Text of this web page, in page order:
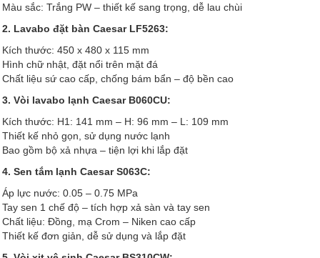
Màu sắc: Trắng PW – thiết kế sang trọng, dễ lau chùi
2. Lavabo đặt bàn Caesar LF5263:
Kích thước: 450 x 480 x 115 mm
Hình chữ nhật, đặt nổi trên mặt đá
Chất liệu sứ cao cấp, chống bám bẩn – độ bền cao
3. Vòi lavabo lạnh Caesar B060CU:
Kích thước: H1: 141 mm – H: 96 mm – L: 109 mm
Thiết kế nhỏ gọn, sử dụng nước lạnh
Bao gồm bộ xả nhựa – tiện lợi khi lắp đặt
4. Sen tắm lạnh Caesar S063C:
Áp lực nước: 0.05 – 0.75 MPa
Tay sen 1 chế độ – tích hợp xả sàn và tay sen
Chất liệu: Đồng, mạ Crom – Niken cao cấp
Thiết kế đơn giản, dễ sử dụng và lắp đặt